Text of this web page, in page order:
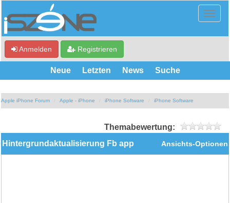
Anmelden Registrieren
Neue Letzten News Suche
Apple iPhone Forum Apple - iPhone iPhone Software iPhone Software
Themabewertung:
Ansichts-Optionen
Hintergrundaktualisierung Fb app